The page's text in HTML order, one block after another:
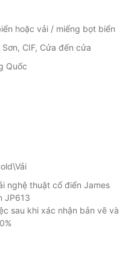
hoặc vải / miếng bọt biển
Sơn, CIF, Cửa đến cửa
Quốc
nghệ thuật cổ điển James
JP613
sau khi xác nhận bản vẽ và